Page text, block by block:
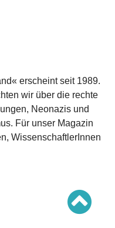
erscheint seit 1989.
wir über die rechte
Neonazis und
Für unser Magazin
WissenschaftlerInnen